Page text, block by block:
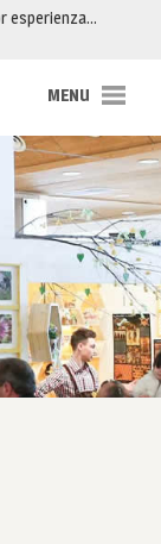
esperienza…